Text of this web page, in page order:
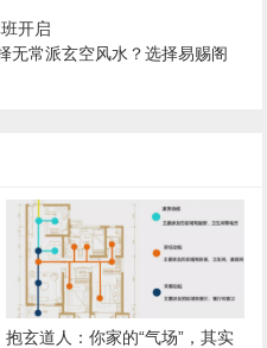
开启
无常派玄空风水？选择易赐阁
抱玄道人：你家的“气场”，其实